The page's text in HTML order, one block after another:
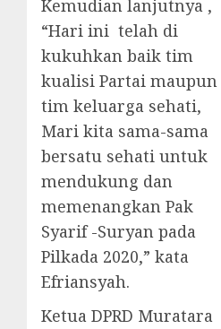
Kemudian lanjutnya ,
“Hari ini telah di
kukuhkan baik tim
kualisi Partai maupun
tim keluarga sehati,
Mari kita sama-sama
bersatu sehati untuk
mendukung dan
memenangkan Pak
Syarif -Suryan pada
Pilkada 2020,” kata
Efriansyah.
Ketua DPRD Muratara